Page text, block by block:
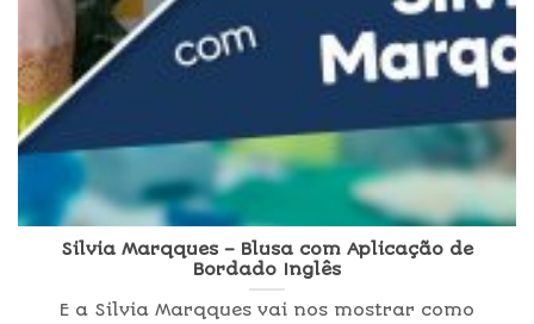
Silvia Marqques – Blusa com Aplicação de
Bordado Inglês
E a Silvia Marqques vai nos mostrar como